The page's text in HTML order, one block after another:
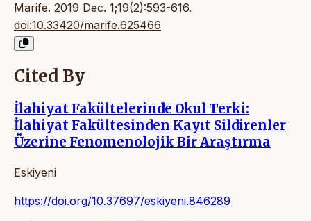
Marife. 2019 Dec. 1;19(2):593-616.
doi:10.33420/marife.625466
Cited By
İlahiyat Fakültelerinde Okul Terki:
İlahiyat Fakültesinden Kayıt Sildirenler
Üzerine Fenomenolojik Bir Araştırma
Eskiyeni
https://doi.org/10.37697/eskiyeni.846289